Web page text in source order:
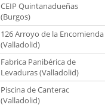
CEIP Quintanadueñas
(Burgos)
126 Arroyo de la Encomienda
(Valladolid)
Fabrica Panibérica de
Levaduras (Valladolid)
Piscina de Canterac
(Valladolid)